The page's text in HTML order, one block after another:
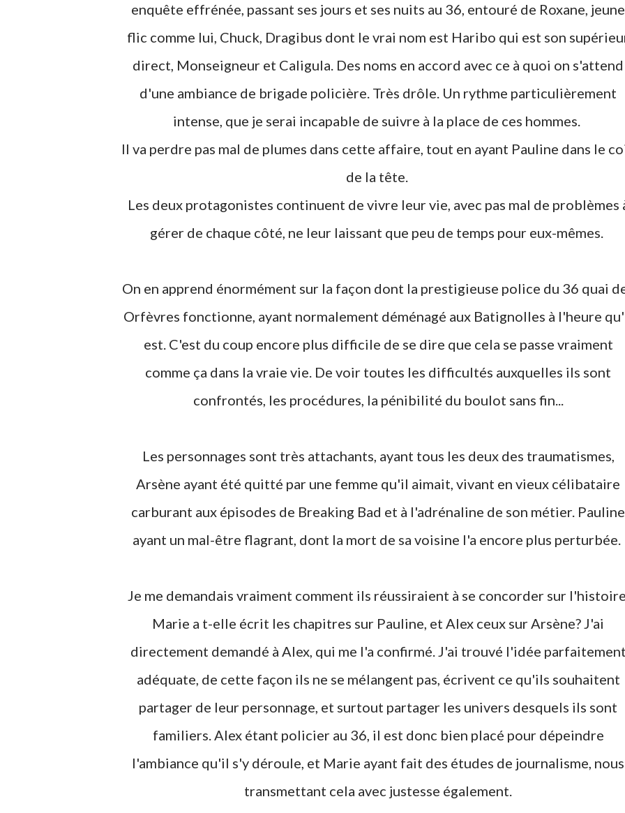
enquête effrénée, passant ses jours et ses nuits au 36, entouré de Roxane, jeune
flic comme lui, Chuck, Dragibus dont le vrai nom est Haribo qui est son
direct, Monseigneur et Caligula. Des noms en accord avec ce à quoi on s'attend
d'une ambiance de brigade policière. Très drôle. Un rythme particulièrement
intense, que je serai incapable de suivre à la place de ces hommes.
Il va perdre pas mal de plumes dans cette affaire, tout en ayant Pauline dans le coin
de la tête.
Les deux protagonistes continuent de vivre leur vie, avec pas mal de problèmes à
gérer de chaque côté, ne leur laissant que peu de temps pour eux-mêmes.
On en apprend énormément sur la façon dont la prestigieuse police du 36 quai des
Orfèvres fonctionne, ayant normalement déménagé aux Batignolles à l'heure
est. C'est du coup encore plus difficile de se dire que cela se passe vraiment
comme ça dans la vraie vie. De voir toutes les difficultés auxquelles ils sont
confrontés, les procédures, la pénibilité du boulot sans fin...
Les personnages sont très attachants, ayant tous les deux des traumatismes,
Arsène ayant été quitté par une femme qu'il aimait, vivant en vieux célibataire
carburant aux épisodes de Breaking Bad et à l'adrénaline de son métier. Pauline
ayant un mal-être flagrant, dont la mort de sa voisine l'a encore plus perturbée.
Je me demandais vraiment comment ils réussiraient à se concorder sur l'histoire.
Marie a t-elle écrit les chapitres sur Pauline, et Alex ceux sur Arsène? J'ai
directement demandé à Alex, qui me l'a confirmé. J'ai trouvé l'idée
adéquate, de cette façon ils ne se mélangent pas, écrivent ce qu'ils souhaitent
partager de leur personnage, et surtout partager les univers desquels ils sont
familiers. Alex étant policier au 36, il est donc bien placé pour dépeindre
l'ambiance qu'il s'y déroule, et Marie ayant fait des études de journalisme, nous
transmettant cela avec justesse également.